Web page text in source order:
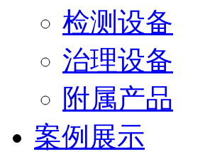
检测设备
治理设备
附属产品
案例展示